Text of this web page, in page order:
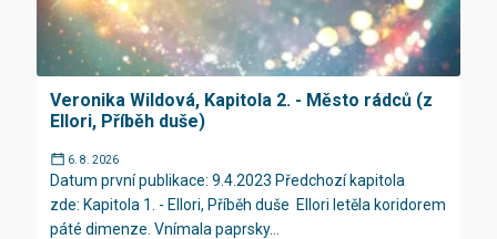
Veronika Wildová, Kapitola 2. - Město rádců (z
Ellori, Příběh duše)
6. 8. 2026
Datum první publikace: 9.4.2023 Předchozí kapitola
zde: Kapitola 1. - Ellori, Příběh duše Ellori letěla koridorem
páté dimenze. Vnímala paprsky...